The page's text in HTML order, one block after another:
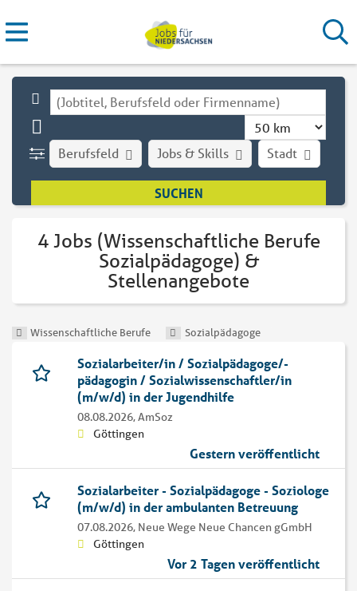
Stadt
Berufsfeld Jobs & Skills
4 Jobs (Wissenschaftliche Berufe
Sozialpädagoge) &
Stellenangebote
Wissenschaftliche Berufe Sozialpädagoge
Sozialarbeiter/in / Sozialpädagoge/-
pädagogin / Sozialwissenschaftler/in
(m/w/d) in der Jugendhilfe
08.08.2026,AmSoz
Göttingen
Gestern veröffentlicht
Sozialarbeiter - Sozialpädagoge - Soziologe
(m/w/d) in der ambulanten Betreuung
07.08.2026, Neue Wege Neue Chancen gGmbH
Göttingen
Vor 2 Tagen veröffentlicht